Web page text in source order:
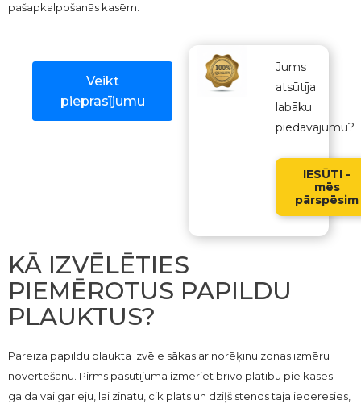
pašapkalpošanās kasēm.
Veikt
pieprasījumu
Jums
atsūtīja
labāku
piedāvājumu?
IESŪTI -
mēs
pārspēsim
KĀ IZVĒLĒTIES
PIEMĒROTUS PAPILDU
PLAUKTUS?
Pareiza papildu plaukta izvēle sākas ar norēķinu zonas izmēru
novērtēšanu. Pirms pasūtījuma izmēriet brīvo platību pie kases
galda vai gar eju, lai zinātu, cik plats un dziļš stends tajā iederēsies,